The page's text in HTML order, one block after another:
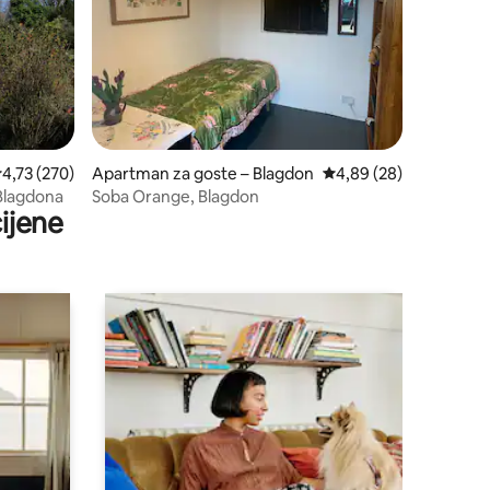
ocjena: 4,73/5, recenzija: 270
4,73 (270)
Apartman za goste – Blagdon Prosječna ocjena:
4,89 (28)
Soba Orange, Blagdon